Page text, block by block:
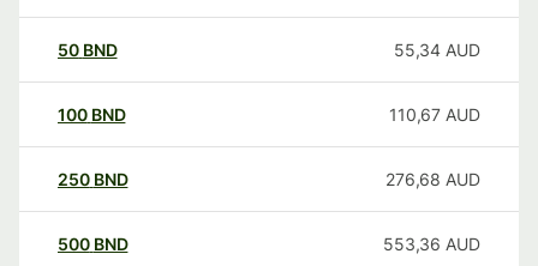
50 BND 55,34 AUD
100 BND 110,67 AUD
250 BND 276,68 AUD
500 BND 553,36 AUD